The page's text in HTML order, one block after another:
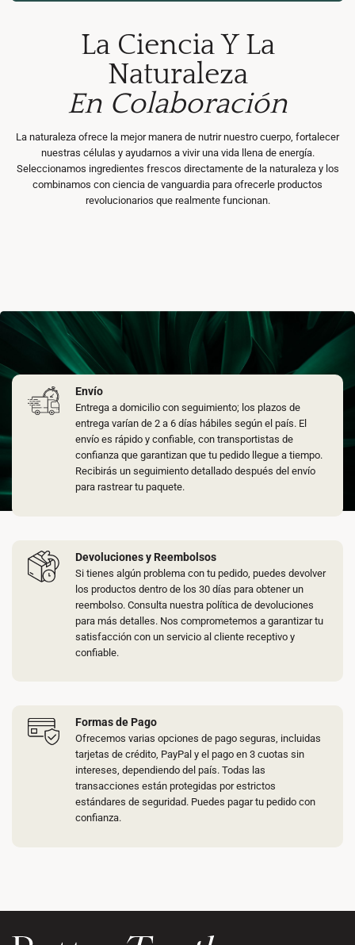
La Ciencia Y La
Naturaleza
En Colaboración
La naturaleza ofrece la mejor manera de nutrir nuestro cuerpo, fortalecer
nuestras células y ayudarnos a vivir una vida llena de energía.
Seleccionamos ingredientes frescos directamente de la naturaleza y los
combinamos con ciencia de vanguardia para ofrecerle productos
revolucionarios que realmente funcionan.
Envío
Entrega a domicilio con seguimiento; los plazos de
entrega varían de 2 a 6 días hábiles según el país. El
envío es rápido y confiable, con transportistas de
confianza que garantizan que tu pedido llegue a tiempo.
Recibirás un seguimiento detallado después del envío
para rastrear tu paquete.
Devoluciones y Reembolsos
Si tienes algún problema con tu pedido, puedes devolver
los productos dentro de los 30 días para obtener un
reembolso. Consulta nuestra política de devoluciones
para más detalles. Nos comprometemos a garantizar tu
satisfacción con un servicio al cliente receptivo y
confiable.
Formas de Pago
Ofrecemos varias opciones de pago seguras, incluidas
tarjetas de crédito, PayPal y el pago en 3 cuotas sin
intereses, dependiendo del país. Todas las
transacciones están protegidas por estrictos
estándares de seguridad. Puedes pagar tu pedido con
confianza.